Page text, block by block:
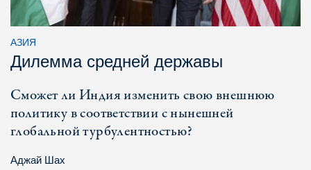
АЗИЯ
Дилемма средней державы
Сможет ли Индия изменить свою внешнюю
политику в соответствии с нынешней
глобальной турбулентностью?
Аджай Шах